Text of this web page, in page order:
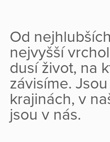
Od
nejvyšší
dusí život, na
závisíme.
krajinách, v
jsou v nás.